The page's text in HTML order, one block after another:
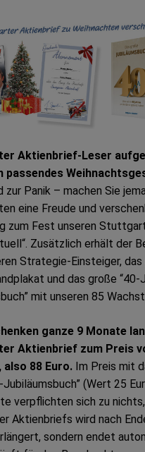
Aktienbrief-Leser
passendes
zur Panik – machen Sie
eine Freude und
zum Fest unseren
Zusätzlich erhält der
Strategie-Einsteiger,
und das große “40-
mit unseren 85
ganze 9 Monate
Aktienbrief zum Preis
also 88 Euro. Im Preis mit
Jubiläumsbuch” (Wert 25
verpflichten sich zu
Aktienbriefs wird nach
sondern endet